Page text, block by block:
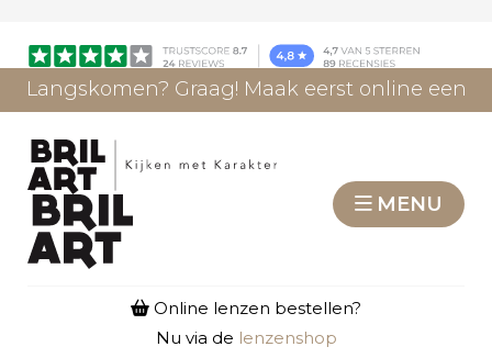
Langskomen? Graag! Maak eerst online een
MENU
Online lenzen bestellen?
Nu via de lenzenshop